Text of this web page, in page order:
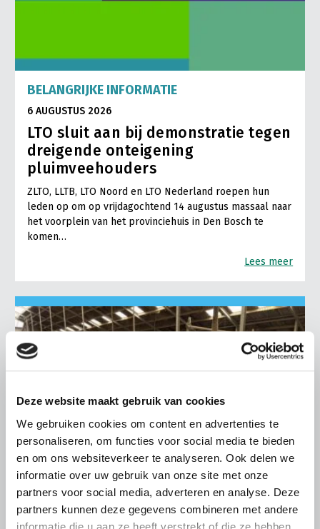
Deze website maakt gebruik van cookies
We gebruiken cookies om content en advertenties te
personaliseren, om functies voor social media te bieden
en om ons websiteverkeer te analyseren. Ook delen we
informatie over uw gebruik van onze site met onze
partners voor social media, adverteren en analyse. Deze
partners kunnen deze gegevens combineren met andere
informatie die u aan ze heeft verstrekt of die ze hebben
BELANGRIJKE INFORMATIE
6 AUGUSTUS 2026
LTO sluit aan bij demonstratie tegen
dreigende onteigening
pluimveehouders
ZLTO, LLTB, LTO Noord en LTO Nederland roepen hun
leden op om op vrijdagochtend 14 augustus massaal naar
het voorplein van het provinciehuis in Den Bosch te
komen…
Lees meer